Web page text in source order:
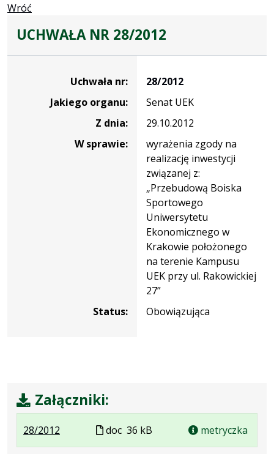
Wróć
UCHWAŁA NR 28/2012
Uchwała nr:
28/2012
Jakiego organu:
Senat UEK
Z dnia:
29.10.2012
W sprawie:
wyrażenia zgody na
realizację inwestycji
związanej z:
„Przebudową Boiska
Sportowego
Uniwersytetu
Ekonomicznego w
Krakowie położonego
na terenie Kampusu
UEK przy ul. Rakowickiej
27”
Status:
Obowiązująca
Załączniki:
28/2012
Plik
Rozmiar
Plik
w
doc 36 kB metryczka